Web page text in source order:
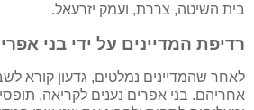
בית השיטה, צררת, ועמק יזרעאל.
רדיפת המדיינים על ידי בני
לאחר שהמדיינים נמלטים, גדעון קורא
אחריהם. בני אפרים נענים לקריאה,